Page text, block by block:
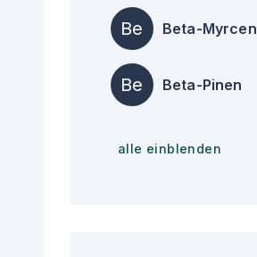
Be Beta-Myrcen
Be Beta-Pinen
alle einblenden